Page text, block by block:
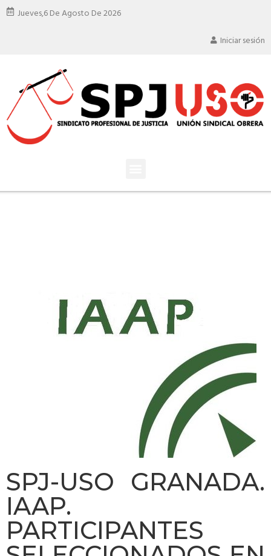
Jueves,6 De Agosto De 2026
Iniciar sesión
SPJ-USO GRANADA.
IAAP.
PARTICIPANTES